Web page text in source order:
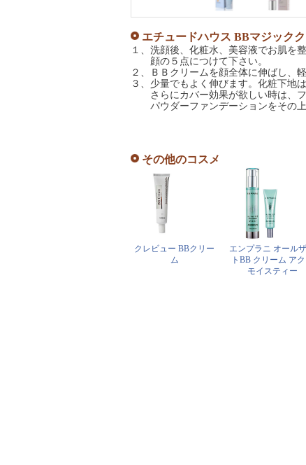
エチュードハウス BBマジック
１、洗顔後、化粧水、美容液でお肌を
顔の５点につけて下さい。
２、ＢＢクリームを顔全体に伸ばし、
３、少量でもよく伸びます。化粧下地
さらにカバー効果が欲しい時は、フ
パウダーファンデーションをその上
その他のコスメ
クレビュー BBクリー
ム
エンプラニ オール
トBB クリーム ア
モイスティー